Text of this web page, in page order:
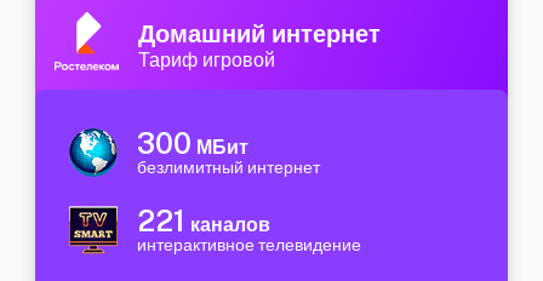
Домашний интернет
Тариф игровой
300 МБит
безлимитный интернет
221 каналов
интерактивное телевидение